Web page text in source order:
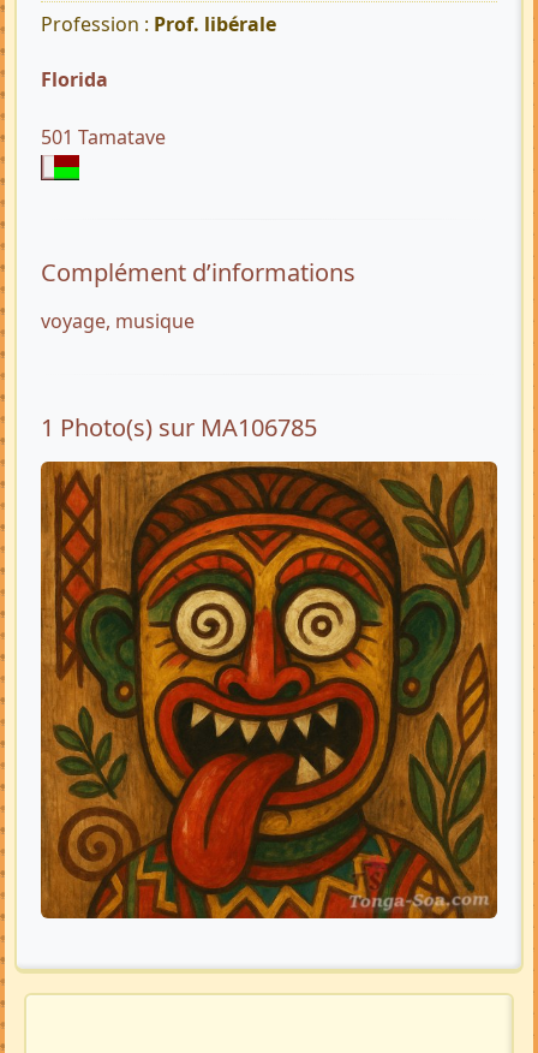
Profession : Prof. libérale
Florida
501 Tamatave
Complément d’informations
voyage, musique
1 Photo(s) sur MA106785